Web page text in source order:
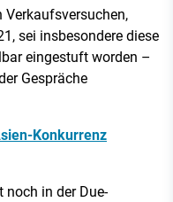
Verkaufsversuchen,
sei insbesondere diese
eingestuft worden –
Gespräche
Konkurrenz
in der Due-